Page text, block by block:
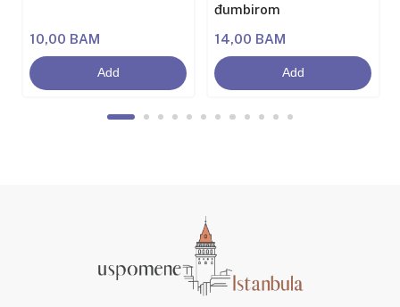
10,00 BAM
Add
đumbirom
14,00 BAM
Add